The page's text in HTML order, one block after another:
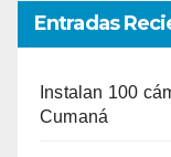
Entradas
Instalan 100
Cumaná